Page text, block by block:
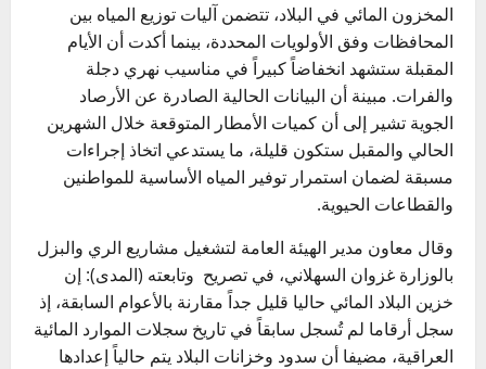
المخزون المائي في البلاد، تتضمن آليات توزيع المياه بين
المحافظات وفق الأولويات المحددة، بينما أكدت أن الأيام
المقبلة ستشهد انخفاضاً كبيراً في مناسيب نهري دجلة
والفرات. مبينة أن البيانات الحالية الصادرة عن الأرصاد
الجوية تشير إلى أن كميات الأمطار المتوقعة خلال الشهرين
الحالي والمقبل ستكون قليلة، ما يستدعي اتخاذ إجراءات
مسبقة لضمان استمرار توفير المياه الأساسية للمواطنين
والقطاعات الحيوية.
وقال معاون مدير الهيئة العامة لتشغيل مشاريع الري والبزل
بالوزارة غزوان السهلاني، في تصريح وتابعته (المدى): إن
خزين البلاد المائي حاليا قليل جداً مقارنة بالأعوام السابقة، إذ
سجل أرقاما لم تُسجل سابقاً في تاريخ سجلات الموارد المائية
العراقية، مضيفا أن سدود وخزانات البلاد يتم حالياً إعدادها